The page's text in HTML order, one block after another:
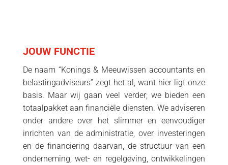
JOUW FUNCTIE
De naam “Konings & Meeuwissen accountants en
belastingadviseurs” zegt het al, want hier ligt onze
basis. Maar wij gaan veel verder; we bieden een
totaalpakket aan financiële diensten. We adviseren
onder andere over het slimmer en eenvoudiger
inrichten van de administratie, over investeringen
en de financiering daarvan, de structuur van een
onderneming, wet- en regelgeving, ontwikkelingen